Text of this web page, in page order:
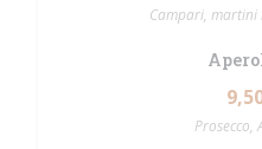
Campari, martini
Prosecco,